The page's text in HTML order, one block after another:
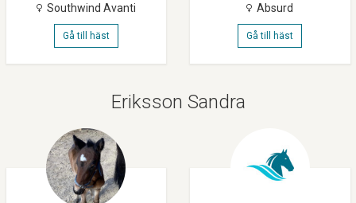
Southwind Avanti
Gå till häst
Absurd
Gå till häst
Eriksson Sandra